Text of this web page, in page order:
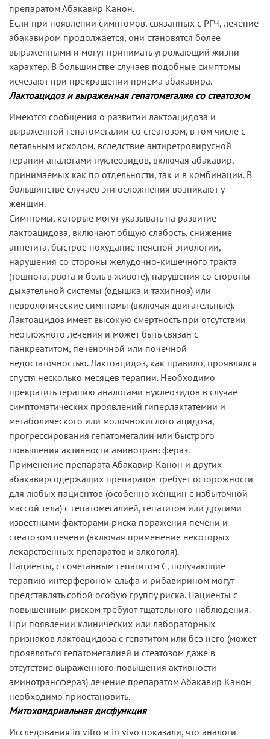
препаратом Абакавир Канон.
Если при появлении симптомов, связанных с РГЧ, лечение
абакавиром продолжается, они становятся более
выраженными и могут принимать угрожающий жизни
характер. В большинстве случаев подобные симптомы
исчезают при прекращении приема абакавира.
Лактоацидоз и выраженная гепатомегалия со стеатозом
Имеются сообщения о развитии лактоацидоза и
выраженной гепатомегалии со стеатозом, в том числе с
летальным исходом, вследствие антиретровирусной
терапии аналогами нуклеозидов, включая абакавир,
принимаемых как по отдельности, так и в комбинации. В
большинстве случаев эти осложнения возникают у
женщин.
Симптомы, которые могут указывать на развитие
лактоацидоза, включают общую слабость, снижение
аппетита, быстрое похудание неясной этиологии,
нарушения со стороны желудочно-кишечного тракта
(тошнота, рвота и боль в животе), нарушения со стороны
дыхательной системы (одышка и тахипноэ) или
неврологические симптомы (включая двигательные).
Лактоацидоз имеет высокую смертность при отсутствии
неотложного лечения и может быть связан с
панкреатитом, печеночной или почечной
недостаточностью. Лактоацидоз, как правило, проявлялся
спустя несколько месяцев терапии. Необходимо
прекратить терапию аналогами нуклеозидов в случае
симптоматических проявлений гиперлактатемии и
метаболического или молочнокислого ацидоза,
прогрессирования гепатомегалии или быстрого
повышения активности аминотрансфераз.
Применение препарата Абакавир Канон и других
абакавирсодержащих препаратов требует осторожности
для любых пациентов (особенно женщин с избыточной
массой тела) с гепатомегалией, гепатитом или другими
известными факторами риска поражения печени и
стеатозом печени (включая применение некоторых
лекарственных препаратов и алкоголя).
Пациенты, с сочетанным гепатитом С, получающие
терапию интерфероном альфа и рибавирином могут
представлять собой особую группу риска. Пациенты с
повышенным риском требуют тщательного наблюдения.
При появлении клинических или лабораторных
признаков лактоацидоза с гепатитом или без него (может
проявляться гепатомегалией и стеатозом даже в
отсутствие выраженного повышения активности
аминотрансфераз) лечение препаратом Абакавир Канон
необходимо приостановить.
Митохондриальная дисфункция
Исследования in vitro и in vivo показали, что аналоги